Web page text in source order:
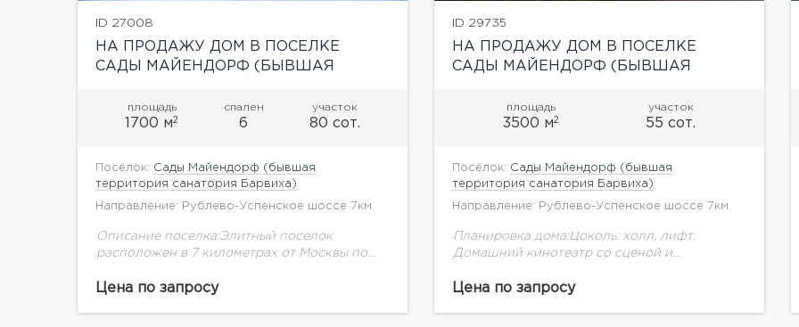
ID 27008
НА ПРОДАЖУ ДОМ В ПОСЕЛКЕ
САДЫ МАЙЕНДОРФ (БЫВШАЯ
площадь
1700 м2
спален
6
участок
80 сот.
Посёлок: Сады Майендорф (бывшая
территория санатория Барвиха)
Направление: Рублево-Успенское шоссе 7км.
Описание поселка:Элитный поселок
расположен в 7 километрах от Москвы по
поселком "Сады Майендорф" (бывшая
Цена по запросу
ID 29735
НА ПРОДАЖУ ДОМ В ПОСЕЛКЕ
САДЫ МАЙЕНДОРФ (БЫВШАЯ
площадь
3500 м2
участок
55 сот.
Посёлок: Сады Майендорф (бывшая
территория санатория Барвиха)
Направление: Рублево-Успенское шоссе 7км.
Планировка дома:Цоколь: холл, лифт.
Домашний кинотеатр со сценой и
погреб с дегустационным баром. Спортзал с
Цена по запросу